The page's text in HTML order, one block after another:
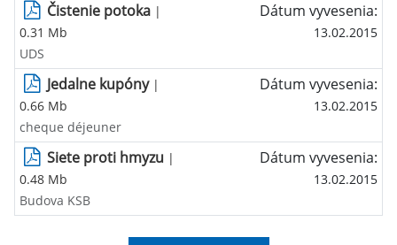
Čistenie potoka |
0.31 Mb
Dátum vyvesenia:
13.02.2015
UDS
Jedalne kupóny|
0.66 Mb
Dátum vyvesenia:
13.02.2015
cheque déjeuner
Siete proti hmyzu |
0.48 Mb
Dátum vyvesenia:
13.02.2015
Budova KSB